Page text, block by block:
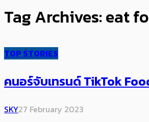
Tag Archives: eat
TOP STORIES
คนอร์จับเทรนด์ TikTok
SKY27 February 2023